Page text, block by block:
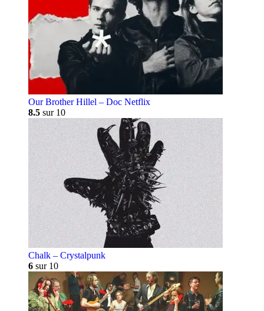
Our Brother Hillel – Doc Netflix
8.5 sur 10
Chalk – Crystalpunk
6 sur 10